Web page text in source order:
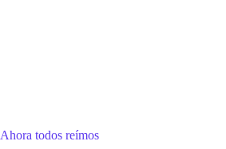
Ahora todos reímos